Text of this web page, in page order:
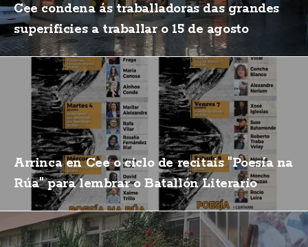
Cee condena ás traballadoras das grandes
superificies a traballar o 15 de agosto
Arrinca en Cee o ciclo de recitais "Poesía na
Rúa" para lembrar o Batallón Literario